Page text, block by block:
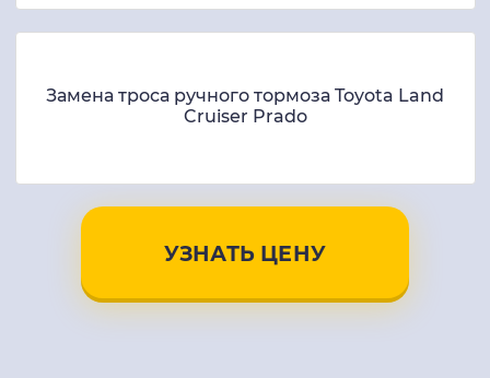
Замена троса ручного тормоза Toyota Land
Cruiser Prado
УЗНАТЬ ЦЕНУ